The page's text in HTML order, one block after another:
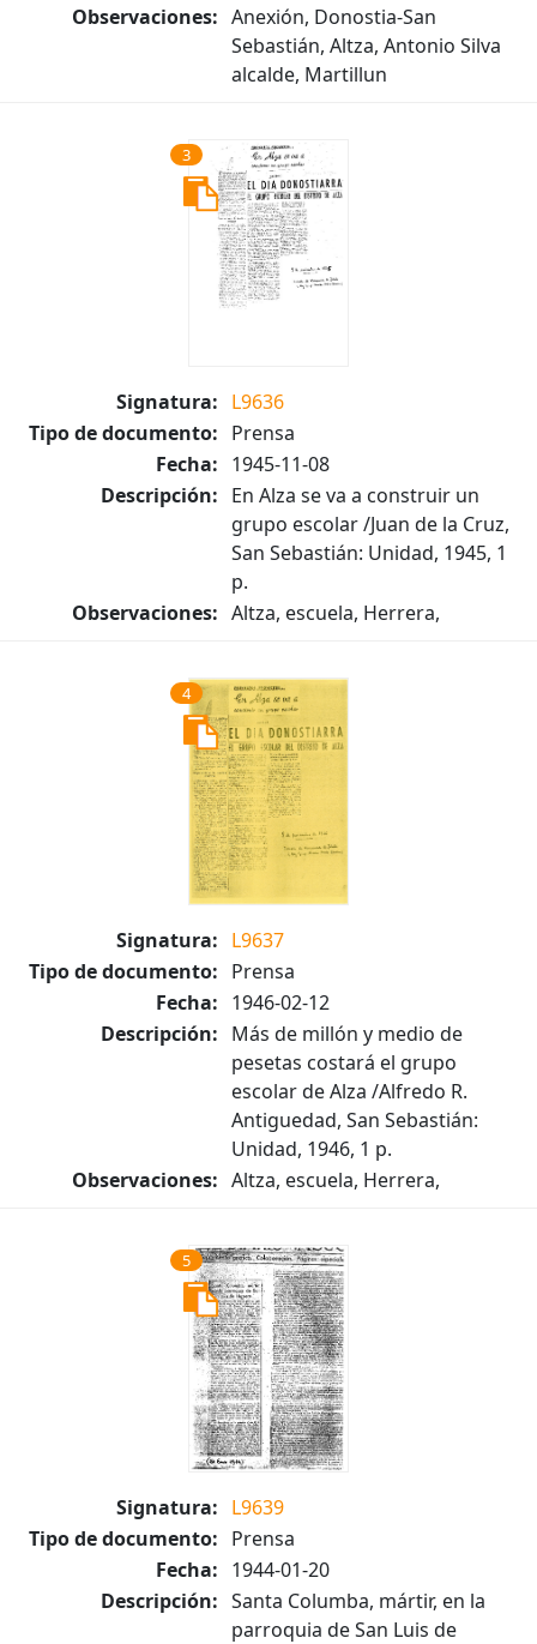
Observaciones: Anexión, Donostia-San
Sebastián, Altza, Antonio Silva
alcalde, Martillun
3
Signatura: L9636
Tipo de documento: Prensa
Fecha: 1945-11-08
Descripción: En Alza se va a construir un
grupo escolar /Juan de la Cruz,
San Sebastián: Unidad, 1945, 1
p.
Observaciones: Altza, escuela, Herrera,
4
Signatura: L9637
Tipo de documento: Prensa
Fecha: 1946-02-12
Descripción: Más de millón y medio de
pesetas costará el grupo
escolar de Alza /Alfredo R.
Antiguedad, San Sebastián:
Unidad, 1946, 1 p.
Observaciones: Altza, escuela, Herrera,
5
Signatura: L9639
Tipo de documento: Prensa
Fecha: 1944-01-20
Descripción: Santa Columba, mártir, en la
parroquia de San Luis de